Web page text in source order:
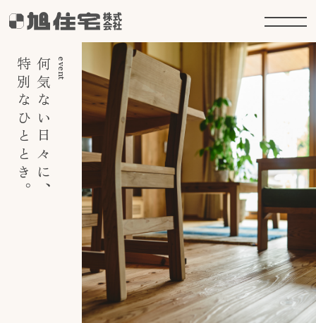
event
何気ない日々に、
特別なひととき。